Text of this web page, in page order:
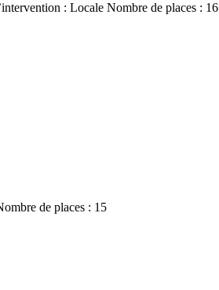
: Locale Nombre de places : 16
de places : 15